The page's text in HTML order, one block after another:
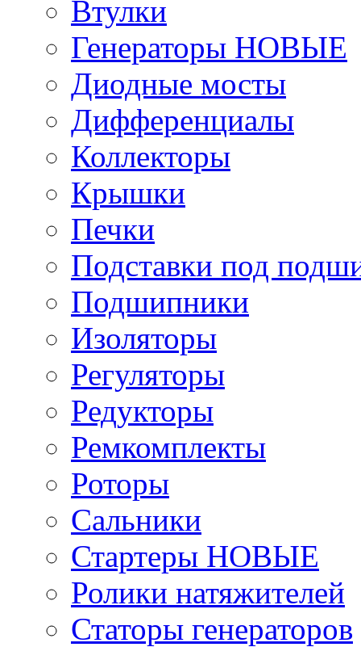
Втулки
Генераторы НОВЫЕ
Диодные мосты
Дифференциалы
Коллекторы
Крышки
Печки
Подставки под
Подшипники
Изоляторы
Регуляторы
Редукторы
Ремкомплекты
Роторы
Сальники
Стартеры НОВЫЕ
Ролики натяжителей
Статоры генераторов